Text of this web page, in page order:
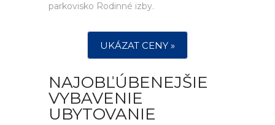
parkovisko Rodinné izby.
UKÁZAT CENY »
NAJOBĽÚBENEJŠIE
VYBAVENIE
UBYTOVANIE